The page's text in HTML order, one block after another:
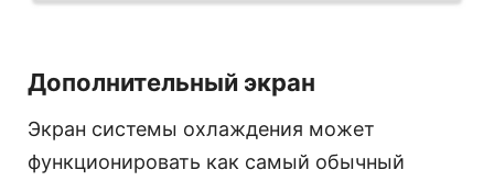
Дополнительный экран
Экран системы охлаждения может
функционировать как самый обычный